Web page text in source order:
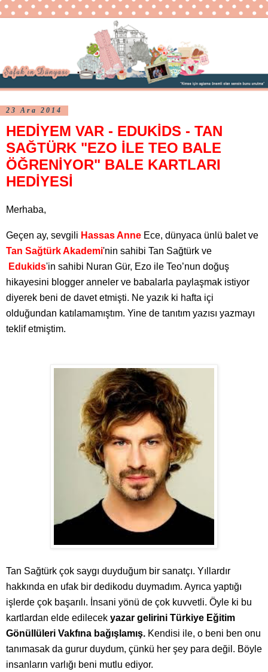
23 Ara 2014
HEDİYEM VAR - EDUKİDS - TAN
SAĞTÜRK "EZO İLE TEO BALE
ÖĞRENİYOR" BALE KARTLARI
HEDİYESİ
Merhaba,
Geçen ay, sevgili Hassas Anne Ece, dünyaca ünlü balet ve
Tan Sağtürk Akademi'nin sahibi Tan Sağtürk ve
Edukids'in sahibi Nuran Gür, Ezo ile Teo’nun doğuş
hikayesini blogger anneler ve babalarla paylaşmak istiyor
diyerek beni de davet etmişti. Ne yazık ki hafta içi
olduğundan katılamamıştım. Yine de tanıtım yazısı yazmayı
teklif etmiştim.
Tan Sağtürk çok saygı duyduğum bir sanatçı. Yıllardır
hakkında en ufak bir dedikodu duymadım. Ayrıca yaptığı
işlerde çok başarılı. İnsani yönü de çok kuvvetli. Öyle ki bu
kartlardan elde edilecek yazar gelirini Türkiye Eğitim
Gönüllüleri Vakfına bağışlamış. Kendisi ile, o beni ben onu
tanımasak da gurur duydum, çünkü her şey para değil. Böyle
insanların varlığı beni mutlu ediyor.